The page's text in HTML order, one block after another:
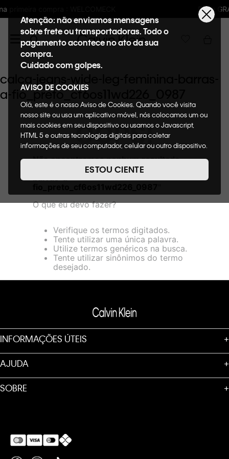
Frete GRÁTIS nas compras acima
Atenção: não enviamos mensagens
sobre frete ou transportadoras. Todo o
pagamento acontece no ato da sua
compra.
Cuidado com golpes.
AVISO DE COOKIES
Olá, este é o nosso Aviso de Cookies. Quando você visita
nosso site ou usa um aplicativo móvel, nós colocamos um ou
mais cookies em seu dispositivo ou usamos o Javascript,
HTML 5 e outras tecnologias digitais para coletar
informações de seu computador, celular ou outro dispositivo.
de cookies, informaremos quais cookies usaremos e quais
suas funções. A forma como processamos os dados
nosso Aviso de Privacidade. Quando você visita nosso site,
consideraremos isso como sua solicitação específica para
entre outros, a capacidade de comprar um item em nossa
loja virtual. Para maiores informações sobre o nosso aviso de
Cookies acesse o link.
ESTOU CIENTE
calca-jeans-wide-leg-feminina-barras-
a-fio_preto_cf6os11wd226_0987
OOPS!
Não encontramos nenhum resultado
calca-jeans-wide-leg-feminina-
barras-a-
O que eu devo fazer?
Verifique os termos digitados.
Tente utilizar uma única palavra.
Utilize termos genéricos na busca.
Tente utilizar sinônimos do termo
desejado.
INFORMAÇÕES ÚTEIS +
AJUDA +
SOBRE +